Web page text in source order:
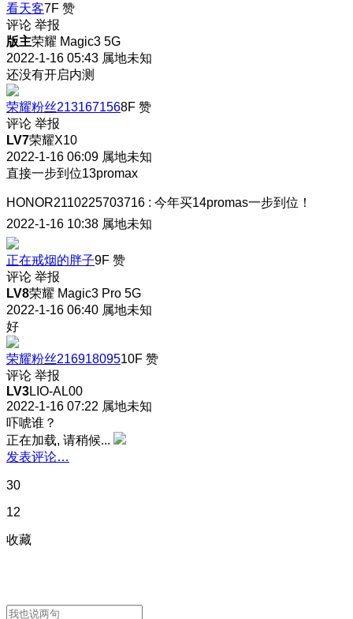
看天客7F 赞
评论 举报
版主荣耀 Magic3 5G
2022-1-16 05:43 属地未知
还没有开启内测
荣耀粉丝2131671568F 赞
评论 举报
LV7荣耀X10
2022-1-16 06:09 属地未知
直接一步到位13promax
HONOR2110225703716 : 今年买14promas一步到位！
2022-1-16 10:38 属地未知
正在戒烟的胖子9F 赞
评论 举报
LV8荣耀 Magic3 Pro 5G
2022-1-16 06:40 属地未知
好
荣耀粉丝21691809510F 赞
评论 举报
LV3LIO-AL00
2022-1-16 07:22 属地未知
吓唬谁？
正在加载, 请稍候...
发表评论…
30
12
收藏